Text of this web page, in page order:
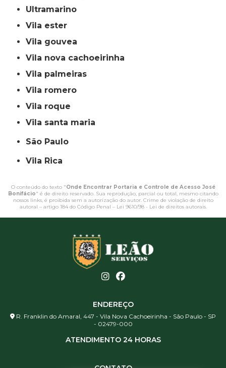
ultramarino
vila ester
vila gouvea
vila nova cachoeirinha
vila palmeiras
vila romero
vila roque
vila santa maria
São Paulo
Vila Rica
O conteúdo do texto "Onde Encontrar Portaria e Controle de Acesso José
Bonifácio" é de direito reservado. Sua reprodução, parcial ou total, mesmo citando
nossos links, é proibida sem a autorização do autor. Crime de violação de direito
autoral – artigo 184 do Código Penal – Lei 9610/98 - Lei de direitos autorais.
ENDEREÇO
R. Franklin do Amaral, 447 - Vila Nova Cachoeirinha - São Paulo - SP
- 02479-000
ATENDIMENTO 24 HORAS